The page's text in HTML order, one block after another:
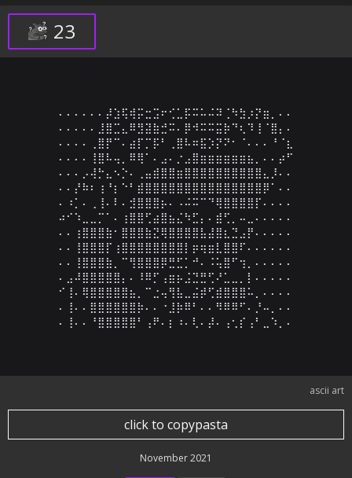
23
⠄⠄⠄⠄⠄⠄⡼⣱⢯⢾⡭⣒⣩⠖⢊⣁⡯⠭⠥⠬⠽⢈⠳⣳⡰⡝⣶⡀⠄⠄
⠄⠄⠄⠄⠄⣸⣿⣉⣄⠿⣻⣽⣷⣚⠭⠄⡿⠺⠭⠭⣭⡷⠙⢆⠹⢸⠈⣿⡄⠄
⠄⠄⠄⠄⢀⣿⡟⠉⠄⣴⡏⡉⡯⠃⢀⣿⠧⠶⣯⡱⡝⠝⠂⠈⠄⠄⠄⠘⠈⣆
⠄⠄⠄⠄⢸⣿⠧⢤⡀⠿⢿⠁⠄⣠⠄⡐⣠⣿⣶⣶⣶⣶⣶⣶⣦⡀⠄⠄⡴⠋
⠄⠄⠄⡠⢼⡓⣄⠢⡑⠄⢀⣤⣾⣿⣿⣶⣿⣿⣿⣿⣿⣿⣿⣿⣿⣿⣄⡸⠄⠄
⠄⠄⡜⠷⠆⢰⠘⡆⠑⠃⣾⣿⣿⣿⣿⣿⣿⣿⣿⣿⣿⣿⣿⣿⣿⣿⡿⠁⠄⠄
⠄⠰⡁⠄⢀⢸⠄⠇⠄⣺⣿⣿⣿⡦⠄⠠⠬⠭⠉⠙⢿⣿⣿⣿⣿⡏⠄⠄⠄⠄
⠴⠊⠱⣀⣀⡉⠁⠄⢰⣿⣿⢋⣴⣿⣦⣌⠳⣋⡄⠄⣾⢋⡀⠤⣀⠄⠄⠄⠄⠄
⠄⠄⢰⣿⣿⣿⣷⠂⣿⣿⣿⣷⣝⢿⣿⣿⣿⣿⣧⣼⣿⣆⣙⣠⡟⠄⠄⠄⠄⠄
⠄⠄⢸⣿⣿⣿⡏⢰⣿⣿⣿⣿⣿⣿⣿⣿⡇⡶⢶⣶⣇⣿⣿⠏⠄⠄⠄⠄⠄⠄
⠄⠄⢸⣿⣿⣿⣷⡀⠉⢻⣿⣿⣿⡿⣛⣋⡁⠚⠄⠨⢥⣿⠋⢲⡀⠄⠄⠄⠄⠄
⠄⣠⠼⣿⣿⣿⣿⣿⡄⠄⠸⠿⡋⢠⣶⡦⣨⣙⣛⢋⠜⣁⣀⡀⡇⠄⠄⠄⠄⠄
⠊⢸⠄⢿⣿⣿⣿⣿⣿⣦⡀⠉⣐⢤⢻⣧⣀⣬⡾⢋⣾⣿⣿⣿⠥⡀⠄⠄⠄⠄
⠄⢸⠄⠄⣿⣿⣿⣿⣿⣿⡷⠄⠄⠐⣸⡷⠿⠃⠄⠄⠻⠿⠿⠋⠄⡘⠤⡀⠄⠄
⠄⢸⠄⠄⠘⣿⣿⣿⣿⣿⠃⢠⠟⠄⡆⠰⠄⢇⠄⡼⠄⢠⢂⡎⢠⠃⣀⠱⡀⠄
ascii art
click to copypasta
November 2021